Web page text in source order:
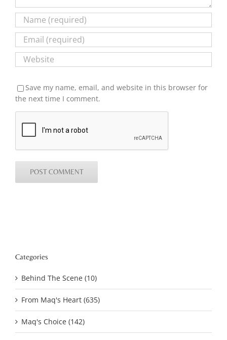
Save my name, email, and website in this browser for
the next time I comment.
Categories
Behind The Scene (10)
From Maq's Heart (635)
Maq's Choice (142)